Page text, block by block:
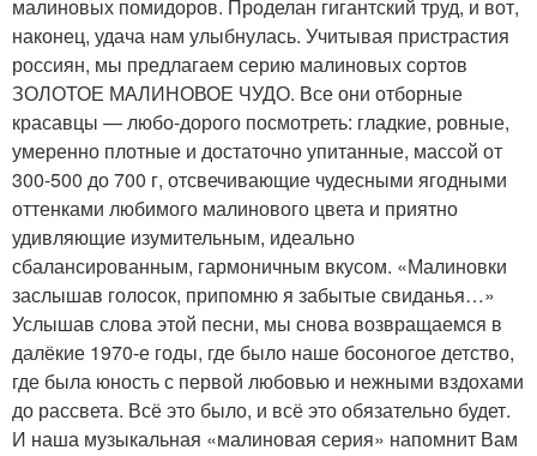
малиновых помидоров. Проделан гигантский труд, и вот,
наконец, удача нам улыбнулась. Учитывая пристрастия
россиян, мы предлагаем серию малиновых сортов
ЗОЛОТОЕ МАЛИНОВОЕ ЧУДО. Все они отборные
красавцы — любо-дорого посмотреть: гладкие, ровные,
умеренно плотные и достаточно упитанные, массой от
300-500 до 700 г, отсвечивающие чудесными ягодными
оттенками любимого малинового цвета и приятно
удивляющие изумительным, идеально
сбалансированным, гармоничным вкусом. «Малиновки
заслышав голосок, припомню я забытые свиданья…»
Услышав слова этой песни, мы снова возвращаемся в
далёкие 1970-е годы, где было наше босоногое детство,
где была юность с первой любовью и нежными вздохами
до рассвета. Всё это было, и всё это обязательно будет.
И наша музыкальная «малиновая серия» напомнит Вам